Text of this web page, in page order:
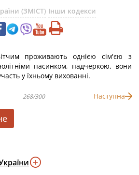
(ЗМІСТ) Інши кодекси
проживають однією сім'єю з
пасинком, падчеркою, вони
у їхньому вихованні.
268/300 Наступна